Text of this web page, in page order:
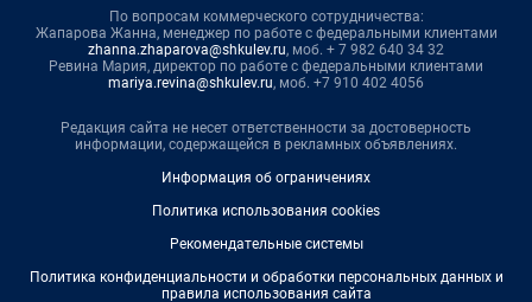
По вопросам коммерческого сотрудничества:
Жапарова Жанна, менеджер по работе с федеральными клиентами
zhanna.zhaparova@shkulev.ru, моб. + 7 982 640 34 32
Ревина Мария, директор по работе с федеральными клиентами
mariya.revina@shkulev.ru, моб. +7 910 402 4056
Редакция сайта не несет ответственности за достоверность
информации, содержащейся в рекламных объявлениях.
Информация об ограничениях
Политика использования cookies
Рекомендательные системы
Политика конфиденциальности и обработки персональных данных и
правила использования сайта